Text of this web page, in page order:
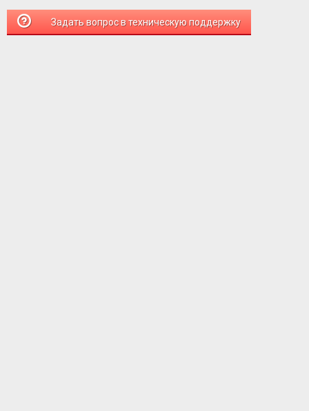
Задать вопрос в техническую поддержку